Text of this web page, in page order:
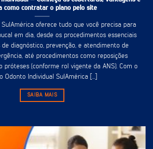
como contratar o plano pelo site
oferece tudo que você precisa para
em dia, desde os procedimentos essenciais
diagnóstico, prevenção, e atendimento de
até procedimentos como reposições
próteses (conforme rol vigente da ANS). Com o
Odonto Individual SulAmérica [...]
SAIBA MAIS